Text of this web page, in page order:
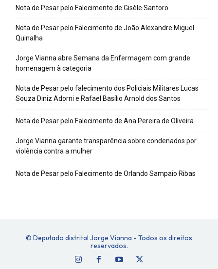
Nota de Pesar pelo Falecimento de Gisèle Santoro
Nota de Pesar pelo Falecimento de João Alexandre Miguel
Quinalha
Jorge Vianna abre Semana da Enfermagem com grande
homenagem à categoria
Nota de Pesar pelo falecimento dos Policiais Militares Lucas
Souza Diniz Adorni e Rafael Basílio Arnold dos Santos
Nota de Pesar pelo Falecimento de Ana Pereira de Oliveira
Jorge Vianna garante transparência sobre condenados por
violência contra a mulher
Nota de Pesar pelo Falecimento de Orlando Sampaio Ribas
© Deputado distrital Jorge Vianna - Todos os direitos
reservados.